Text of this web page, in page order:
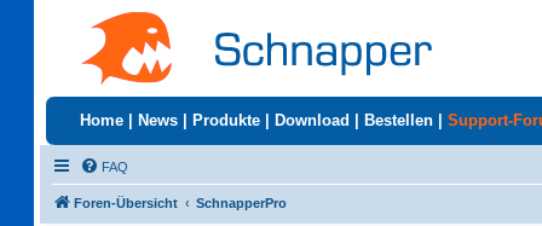
Home News Produkte Download Bestellen Support-
FAQ
Foren-Übersicht SchnapperPro